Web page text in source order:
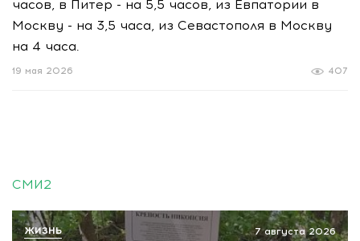
часов, в Питер - на 5,5 часов, из Евпатории в
Москву - на 3,5 часа, из Севастополя в Москву
на 4 часа.
407
19 мая 2026
СМИ2
7 августа 2026
ЖИЗНЬ